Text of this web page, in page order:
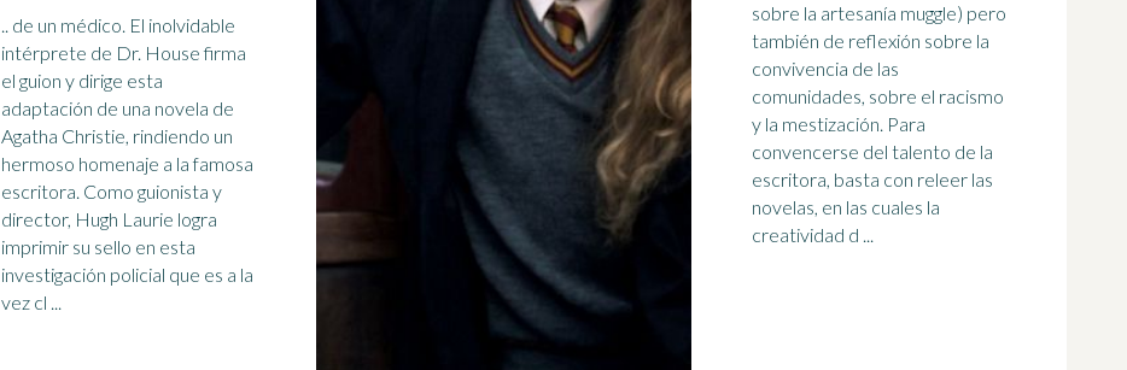
.. de un médico. El inolvidable
intérprete de Dr. House firma
el guion y dirige esta
adaptación de una novela de
Agatha Christie, rindiendo un
hermoso homenaje a la famosa
escritora. Como guionista y
director, Hugh Laurie logra
imprimir su sello en esta
investigación policial que es a la
vez cl ...
sobre la artesanía muggle) pero
también de reflexión sobre la
convivencia de las
comunidades, sobre el racismo
y la mestización. Para
convencerse del talento de la
escritora, basta con releer las
novelas, en las cuales la
creatividad d ...